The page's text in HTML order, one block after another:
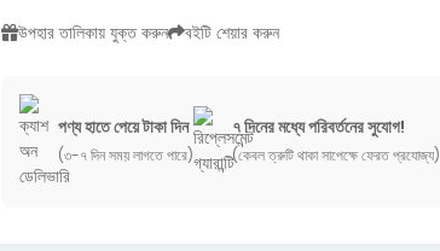
উপহার তালিকায় যুক্ত করুন বইটি শেয়ার করুন
পণ্য হাতে পেয়ে টাকা দিন
(৩-৭ দিন সময় লাগতে পারে)
৭ দিনের মধ্যে পরিবর্তনের সুযোগ!
(কেবল ত্রুটি থাকা সাপেক্ষে ফেরত প্রযোজ্য)